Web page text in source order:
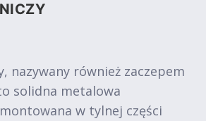
nazywany również zaczepem
solidna metalowa
w tylnej części